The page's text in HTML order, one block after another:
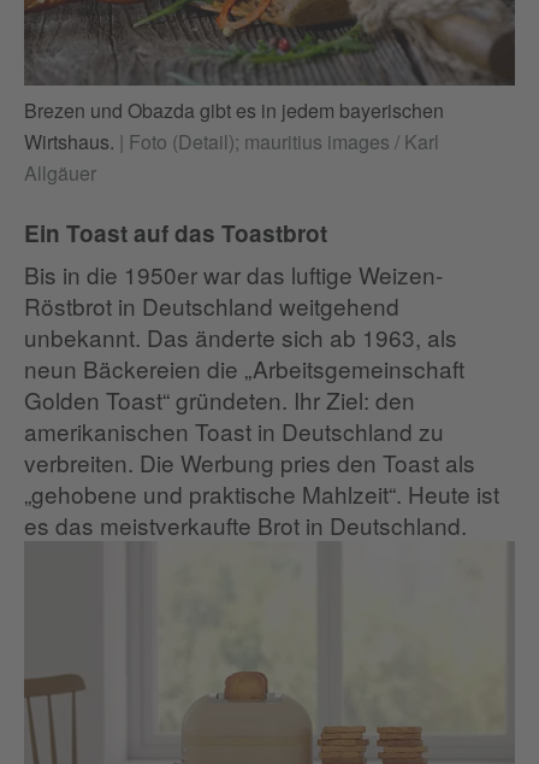
Brezen und Obazda gibt es in jedem bayerischen
Wirtshaus. | Foto (Detail); mauritius images / Karl
Allgäuer
Ein Toast auf das Toastbrot
Bis in die 1950er war das luftige Weizen-
Röstbrot in Deutschland weitgehend
unbekannt. Das änderte sich ab 1963, als
neun Bäckereien die „Arbeitsgemeinschaft
Golden Toast“ gründeten. Ihr Ziel: den
amerikanischen Toast in Deutschland zu
verbreiten. Die Werbung pries den Toast als
„gehobene und praktische Mahlzeit“. Heute ist
es das meistverkaufte Brot in Deutschland.